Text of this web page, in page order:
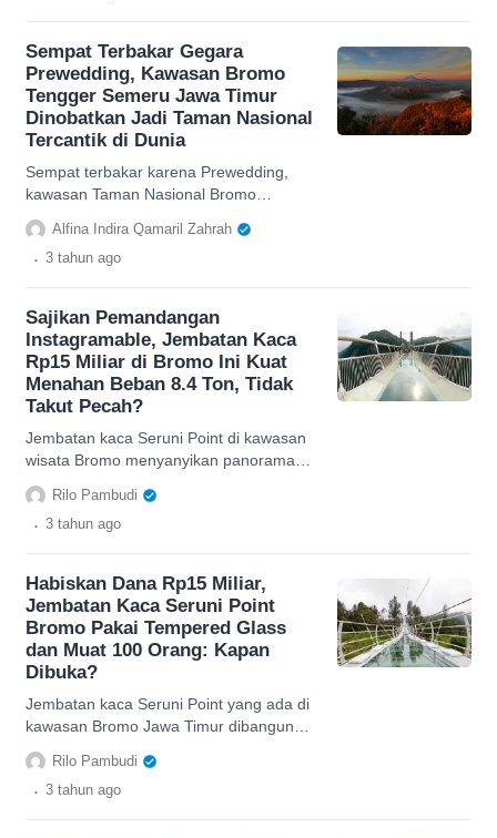
Sempat Terbakar Gegara
Prewedding, Kawasan Bromo
Tengger Semeru Jawa Timur
Dinobatkan Jadi Taman Nasional
Tercantik di Dunia
Sempat terbakar karena Prewedding,
kawasan Taman Nasional Bromo
Tengger Semeru dinobatkan jadi Taman
Nasional Tercantik di Dunia.
Alfina Indira Qamaril Zahrah
. 3 tahun ago
Sajikan Pemandangan
Instagramable, Jembatan Kaca
Rp15 Miliar di Bromo Ini Kuat
Menahan Beban 8.4 Ton, Tidak
Takut Pecah?
Jembatan kaca Seruni Point di kawasan
wisata Bromo menyanyikan panorama
eksotis dan diklaim sangat kokoh mampu
menahan hingga 8,4 ton.
Rilo Pambudi
. 3 tahun ago
Habiskan Dana Rp15 Miliar,
Jembatan Kaca Seruni Point
Bromo Pakai Tempered Glass
dan Muat 100 Orang: Kapan
Dibuka?
Jembatan kaca Seruni Point yang ada di
kawasan Bromo Jawa Timur dibangun
dengan dana Rp15 miliar dan diklaim
mampu menahan beban 100 orang.
Rilo Pambudi
. 3 tahun ago